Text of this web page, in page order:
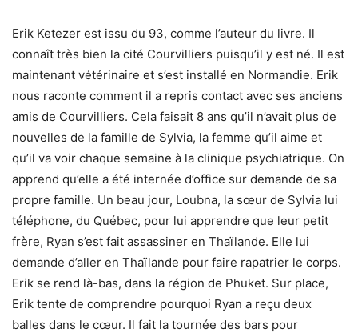
Erik Ketezer est issu du 93, comme l’auteur du livre. Il
connaît très bien la cité Courvilliers puisqu’il y est né. Il est
maintenant vétérinaire et s’est installé en Normandie. Erik
nous raconte comment il a repris contact avec ses anciens
amis de Courvilliers. Cela faisait 8 ans qu’il n’avait plus de
nouvelles de la famille de Sylvia, la femme qu’il aime et
qu’il va voir chaque semaine à la clinique psychiatrique. On
apprend qu’elle a été internée d’office sur demande de sa
propre famille. Un beau jour, Loubna, la sœur de Sylvia lui
téléphone, du Québec, pour lui apprendre que leur petit
frère, Ryan s’est fait assassiner en Thaïlande. Elle lui
demande d’aller en Thaïlande pour faire rapatrier le corps.
Erik se rend là-bas, dans la région de Phuket. Sur place,
Erik tente de comprendre pourquoi Ryan a reçu deux
balles dans le cœur. Il fait la tournée des bars pour